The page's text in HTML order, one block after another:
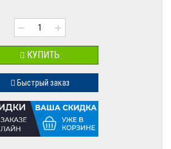
− +
КУПИТЬ
Быстрый заказ